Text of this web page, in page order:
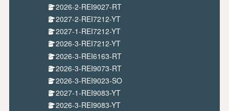
2026-2-REI9027-RT
2027-2-REI7212-YT
2027-1-REI7212-YT
2026-3-REI7212-YT
2026-3-REI6163-RT
2026-3-REI9073-RT
2026-3-REI9023-SO
2027-1-REI9083-YT
2026-3-REI9083-YT